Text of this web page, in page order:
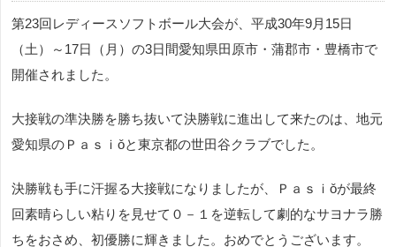
第23回レディースソフトボール大会が、平成30年9月15日
（土）～17日（月）の3日間愛知県田原市・蒲郡市・豊橋市で
開催されました。
大接戦の準決勝を勝ち抜いて決勝戦に進出して来たのは、地元
愛知県のＰａｓｉǒと東京都の世田谷クラブでした。
決勝戦も手に汗握る大接戦になりましたが、Ｐａｓｉǒが最終
回素晴らしい粘りを見せて０－１を逆転して劇的なサヨナラ勝
ちをおさめ、初優勝に輝きました。おめでとうございます。